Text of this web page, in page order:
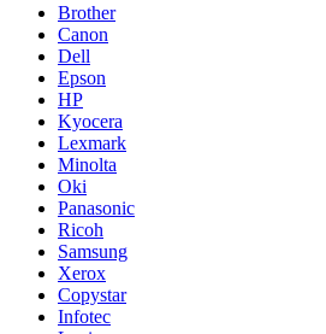
Brother
Canon
Dell
Epson
HP
Kyocera
Lexmark
Minolta
Oki
Panasonic
Ricoh
Samsung
Xerox
Copystar
Infotec